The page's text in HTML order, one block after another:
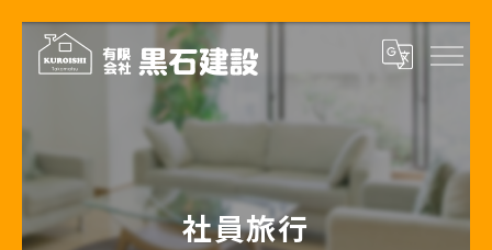
社員旅行